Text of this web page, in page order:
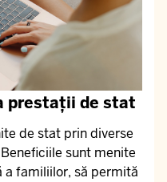
prestații de stat
de stat prin diverse
sunt menite
a familiilor, să permită